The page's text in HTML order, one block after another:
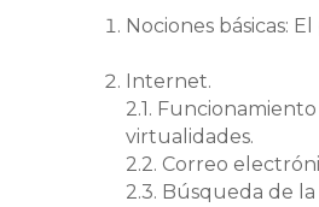
Nociones básicas:
Internet.
2.1.
virtualidades.
2.2. Correo
2.3. Búsqueda de